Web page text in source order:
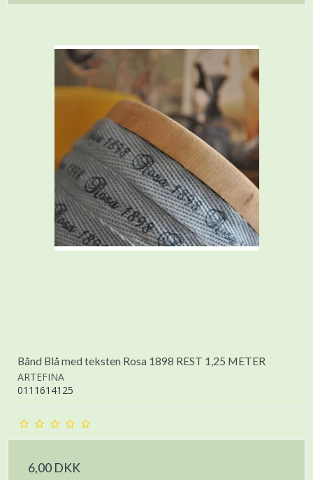
Bånd Blå med teksten Rosa 1898 REST 1,25 METER
ARTEFINA
0111614125
6,00 DKK